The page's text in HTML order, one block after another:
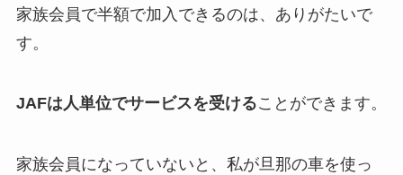
家族会員で半額で加入できるのは、ありがたいで
す。
JAFは人単位でサービスを受けることができます。
家族会員になっていないと、私が旦那の車を使っ